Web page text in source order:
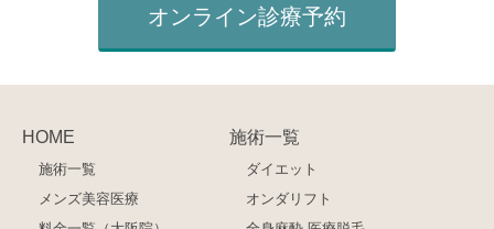
オンライン診療予約
HOME
施術一覧
メンズ美容医療
施術一覧
ダイエット
オンダリフト